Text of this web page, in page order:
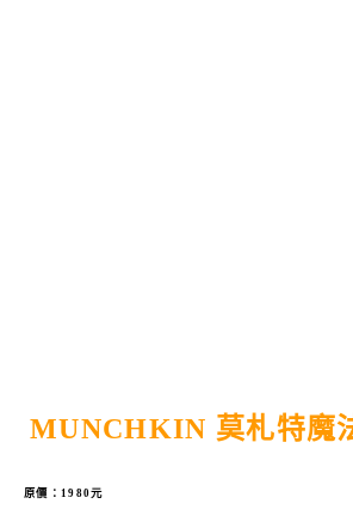
MUNCHKIN 莫札特魔
原價：1980元